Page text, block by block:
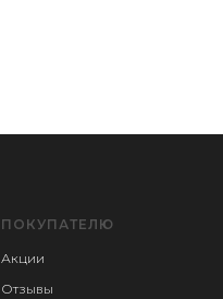
ПОКУПАТЕЛЮ
Акции
Отзывы